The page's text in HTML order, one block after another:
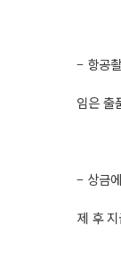
– 항공
임은 출
– 상금
제 후